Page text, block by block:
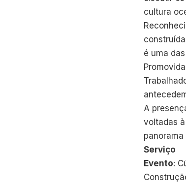
cultura
é uma
A
voltadas
Serviço
Evento: